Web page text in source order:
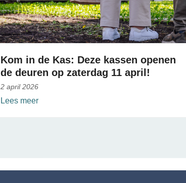
Kom in de Kas: Deze kassen openen
de deuren op zaterdag 11 april!
2 april 2026
Lees meer